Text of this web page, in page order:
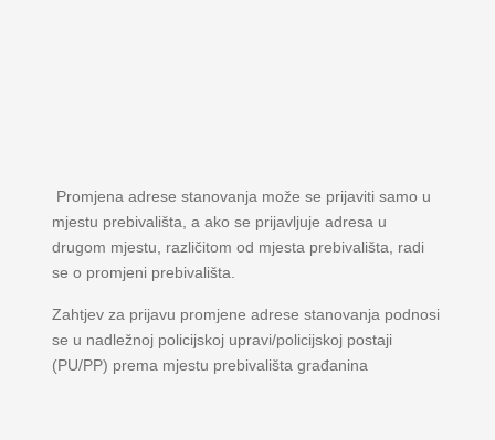
Promjena adrese stanovanja može se prijaviti samo u
mjestu prebivališta, a ako se prijavljuje adresa u
drugom mjestu, različitom od mjesta prebivališta, radi
se o promjeni prebivališta.
Zahtjev za prijavu promjene adrese stanovanja podnosi
se u nadležnoj policijskoj upravi/policijskoj postaji
(PU/PP) prema mjestu prebivališta građanina